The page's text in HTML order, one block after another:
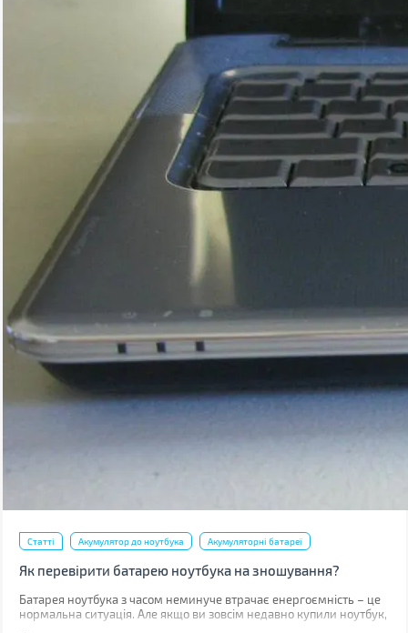
Статті Акумулятор до ноутбука Акумуляторні батареї
Як перевірити батарею ноутбука на зношування?
​​​​​Батарея ноутбука з часом неминуче втрачає енергоємність – це
нормальна ситуація. Але якщо ви зовсім недавно купили ноутбук,